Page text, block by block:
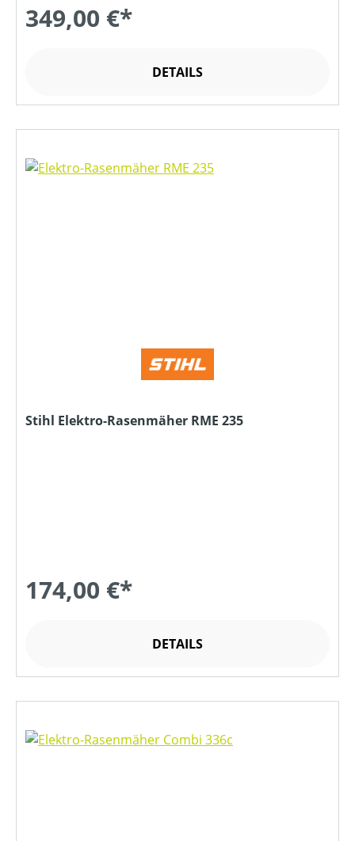
349,00 €*
DETAILS
Stihl Elektro-Rasenmäher RME 235
174,00 €*
DETAILS